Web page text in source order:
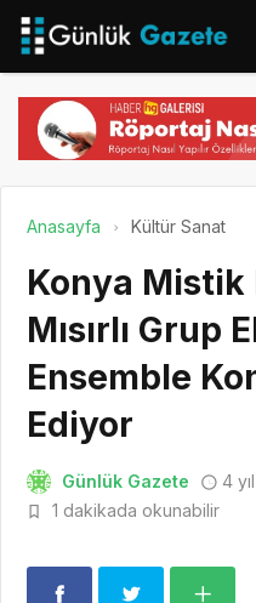
Anasayfa Kültür Sanat
Konya
Mısırlı Grup
Ensemble
Ediyor
Günlük Gazete 4
1 dakikada okunabilir